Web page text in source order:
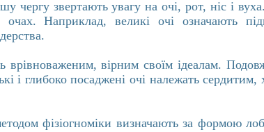
чергу звертають увагу на очі, рот, ніс і
Наприклад, великі очі означають
врівноваженим, вірним своїм ідеалам.
і глибоко посаджені очі належать сердитим,
фізіогноміки визначають за формою